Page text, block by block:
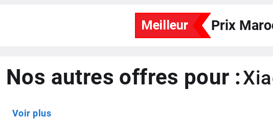
Réseaux sans fil Prix
Nos autres offres pour :
Voir plus